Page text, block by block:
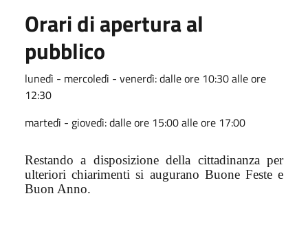
Orari di apertura al
pubblico
lunedì - mercoledì - venerdì: dalle ore 10:30 alle ore
12:30
martedì - giovedì: dalle ore 15:00 alle ore 17:00
Restando a disposizione della cittadinanza per
ulteriori chiarimenti si augurano Buone Feste e
Buon Anno.